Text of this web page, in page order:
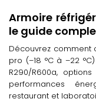
Armoire
le guide
Découvrez comment
pro (–18 °C à –22
R290/R600a,
performances
restaurant et